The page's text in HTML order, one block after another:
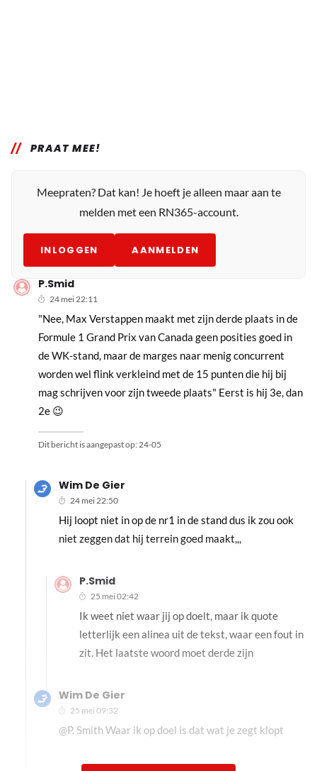
PRAAT MEE!
Meepraten? Dat kan! Je hoeft je alleen maar aan te
melden met een RN365-account.
INLOGGEN AANMELDEN
P.Smid
24 mei 22:11
"Nee, Max Verstappen maakt met zijn derde plaats in de
Formule 1 Grand Prix van Canada geen posities goed in
de WK-stand, maar de marges naar menig concurrent
worden wel flink verkleind met de 15 punten die hij bij
mag schrijven voor zijn tweede plaats" Eerst is hij 3e, dan
2e 😉
Dit bericht is aangepast op: 24-05
Wim De Gier
24 mei 22:50
Hij loopt niet in op de nr1 in de stand dus ik zou ook
niet zeggen dat hij terrein goed maakt,,,
P.Smid
25 mei 02:42
Ik weet niet waar jij op doelt, maar ik quote
letterlijk een alinea uit de tekst, waar een fout in
zit. Het laatste woord moet derde zijn
Wim De Gier
25 mei 09:32
@P. Smith Waar ik op doel is dat wat je zegt klopt